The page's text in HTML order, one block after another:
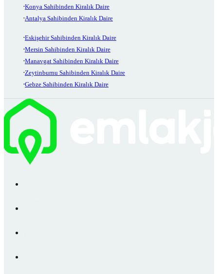
Konya Sahibinden Kiralık Daire
Antalya Sahibinden Kiralık Daire
Eskişehir Sahibinden Kiralık Daire
Mersin Sahibinden Kiralık Daire
Manavgat Sahibinden Kiralık Daire
Zeytinburnu Sahibinden Kiralık Daire
Gebze Sahibinden Kiralık Daire